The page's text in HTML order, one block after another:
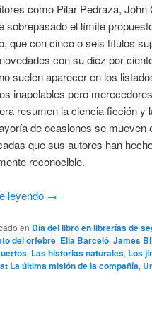
como Pilar Pedraza,
sobrepasado el límite
que con cinco o seis títulos
con su diez por
suelen aparecer en los
inapelables pero
resumen la ciencia ficción y
de ocasiones se mueven
que sus autores han
reconocible.
leyendo →
en Día del libro en librerías de
del orfebre, Elia Barceló,James
, Las historias naturales, Los
La última misión de la compañía,